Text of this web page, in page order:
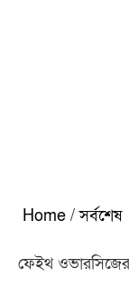
Home / সর্বশেষ
ফেইথ ওভারসিজের